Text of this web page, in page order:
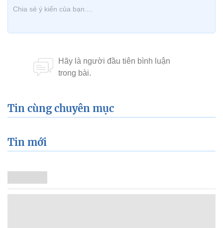
Tin cùng chuyên mục
Tin mới